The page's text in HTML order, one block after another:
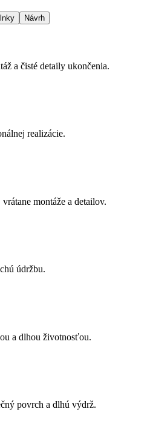
Návrh
a čisté detaily ukončenia.
realizácie.
montáže a detailov.
údržbu.
a dlhou životnosťou.
povrch a dlhú výdrž.